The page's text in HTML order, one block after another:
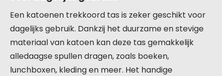
Een katoenen trekkoord tas is zeker geschikt voor
dagelijks gebruik. Dankzij het duurzame en stevige
materiaal van katoen kan deze tas gemakkelijk
alledaagse spullen dragen, zoals boeken,
lunchboxen, kleding en meer. Het handige